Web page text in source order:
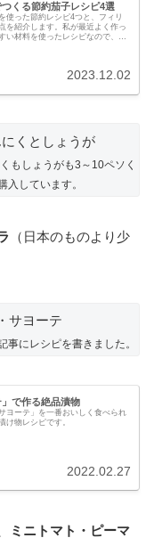
くる節約茄子レシピ4選
使った節約レシピ4つと、フィリ
を紹介します。私が最近よく作っ
い材料を使ったレシピなので、フ
2023.12.02
もしょうがも3～10ペソく
入しています。
（日本のものより少
にレシピを書きました。
で作る絶品漬物
ヨーテ」を一番おいしく食べられ
け物レシピです。
2022.02.27
ミニトマト・ピーマ